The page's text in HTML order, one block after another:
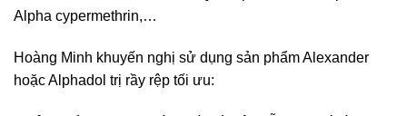
Alpha cypermethrin,…
Hoàng Minh khuyến nghị sử dụng sản phẩm Alexander
hoặc Alphadol trị rầy rệp tối ưu: